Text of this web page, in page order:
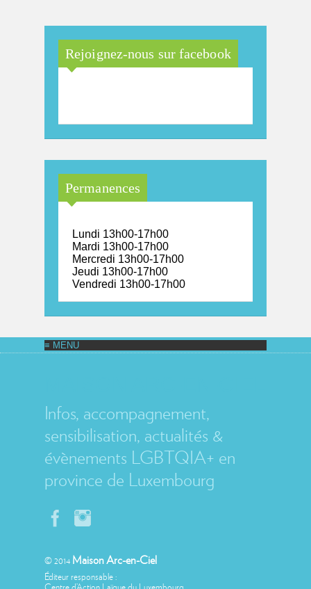
Rejoignez-nous sur facebook
Permanences
Lundi 13h00-17h00
Mardi 13h00-17h00
Mercredi 13h00-17h00
Jeudi 13h00-17h00
Vendredi 13h00-17h00
Infos, accompagnement,
sensibilisation, actualités &
évènements LGBTQIA+ en
province de Luxembourg
© 2014 Maison Arc-en-Ciel
Éditeur responsable :